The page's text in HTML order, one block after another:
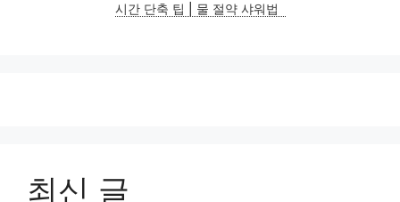
시간 단축 팁 | 물 절약 샤워법
최신 글